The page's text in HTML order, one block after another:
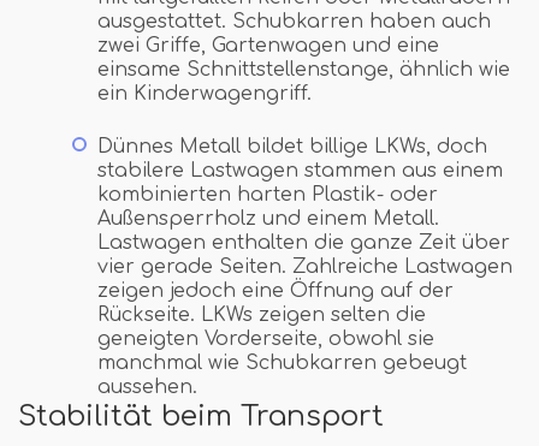
ausgestattet. Schubkarren haben auch
zwei Griffe, Gartenwagen und eine
einsame Schnittstellenstange, ähnlich wie
ein Kinderwagengriff.
Dünnes Metall bildet billige LKWs, doch
stabilere Lastwagen stammen aus einem
kombinierten harten Plastik- oder
Außensperrholz und einem Metall.
Lastwagen enthalten die ganze Zeit über
vier gerade Seiten. Zahlreiche Lastwagen
zeigen jedoch eine Öffnung auf der
Rückseite. LKWs zeigen selten die
geneigten Vorderseite, obwohl sie
manchmal wie Schubkarren gebeugt
aussehen.
Stabilität beim Transport